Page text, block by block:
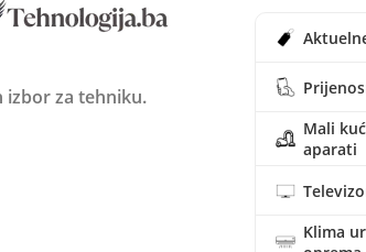
izbor za tehniku.
Mali
aparati
Klima